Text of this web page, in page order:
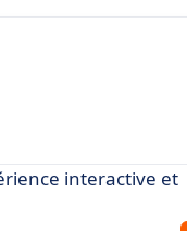
interactive et